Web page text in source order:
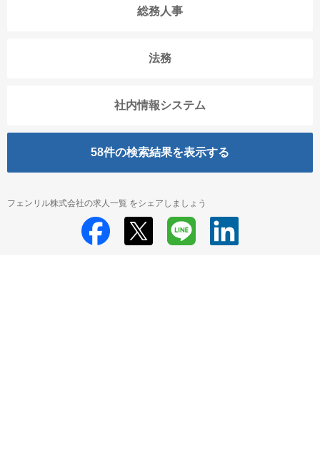
総務人事
法務
社内情報システム
58件の検索結果を表示する
フェンリル株式会社の求人一覧 をシェアしましょう